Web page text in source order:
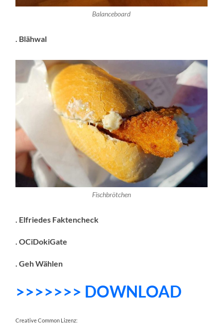
Balanceboard
. Blähwal
Fischbrötchen
. Elfriedes Faktencheck
. OCiDokiGate
. Geh Wählen
>>>>>>> DOWNLOAD
Creative Common Lizenz: